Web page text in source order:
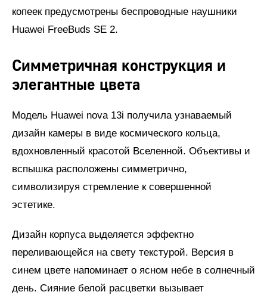
копеек предусмотрены беспроводные наушники
Huawei FreeBuds SE 2.
Симметричная конструкция и
элегантные цвета
Модель Huawei nova 13i получила узнаваемый
дизайн камеры в виде космического кольца,
вдохновленный красотой Вселенной. Объективы и
вспышка расположены симметрично,
символизируя стремление к совершенной
эстетике.
Дизайн корпуса выделяется эффектно
переливающейся на свету текстурой. Версия в
синем цвете напоминает о ясном небе в солнечный
день. Сияние белой расцветки вызывает